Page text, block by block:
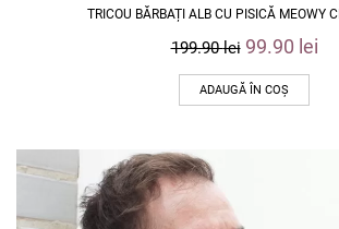
TRICOU BĂRBAȚI ALB CU PISICĂ MEOWY
199.90lei 99.90 lei
ADAUGĂ ÎN COȘ